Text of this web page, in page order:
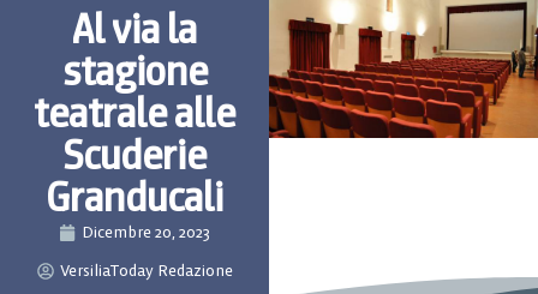
Al via la
stagione
teatrale alle
Scuderie
Granducali
Dicembre 20, 2023
VersiliaToday Redazione